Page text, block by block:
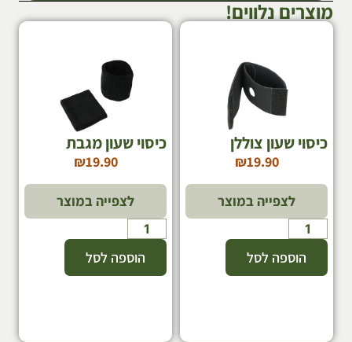
מוצרים נלווים!
כיסוי שעון צוללן
₪19.90
לצפייה במוצר
הוספה לסל
כיסוי שעון מגבת
₪19.90
לצפייה במוצר
הוספה לסל